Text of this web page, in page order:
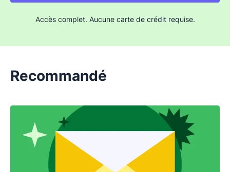
mail et d’envoyer plus de volume
Accès complet. Aucune carte de crédit requise.
Recommandé